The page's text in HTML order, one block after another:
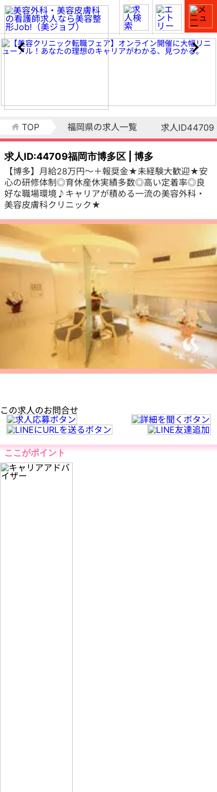
TOP 福岡県の求人一覧 求人ID44709
求人ID:44709福岡市博多区 | 博多
【博多】月給28万円～＋報奨金★未経験大歓迎★安
心の研修体制◎育休産休実績多数◎高い定着率◎良
好な職場環境♪キャリアが積める一流の美容外科・
美容皮膚科クリニック★
この求人のお問合せ
ここがポイント